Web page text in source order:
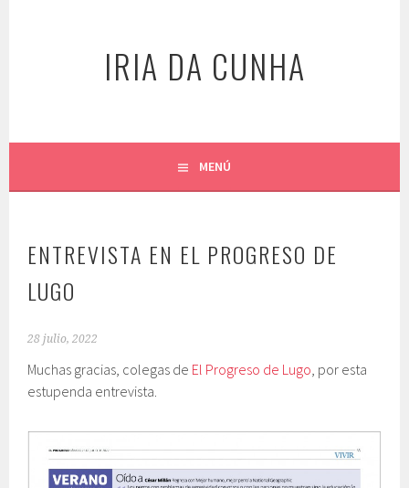
IRIA DA CUNHA
MENÚ
ENTREVISTA EN EL PROGRESO DE
LUGO
28 julio, 2022
Muchas gracias, colegas de El Progreso de Lugo, por esta
estupenda entrevista.